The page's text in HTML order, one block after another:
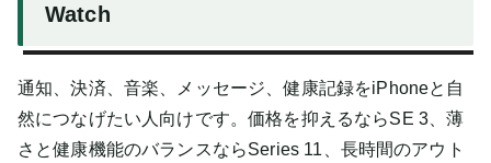
Watch
通知、決済、音楽、メッセージ、健康記録をiPhoneと自
然につなげたい人向けです。価格を抑えるならSE 3、薄
さと健康機能のバランスならSeries 11、長時間のアウト